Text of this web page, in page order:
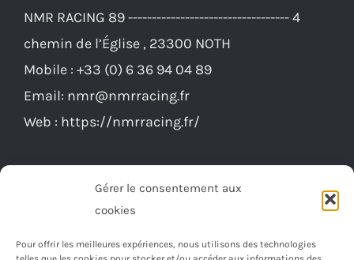
Gérer le consentement aux
cookies
Pour offrir les meilleures expériences, nous utilisons des technologies
NMR RACING 89 ---------------------------------- 4
chemin de l’Église , 23300 NOTH
Mobile : +33 (0) 6 36 94 04 89
Email: nmr@nmrracing.fr
Web : https://nmrracing.fr/